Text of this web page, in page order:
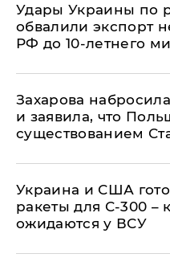
Удары Украины по
обвалили экспорт
РФ до 10-летнего
​Захарова
и заявила, что
существованием
Украина и США
ракеты для С-300 –
ожидаются у ВСУ